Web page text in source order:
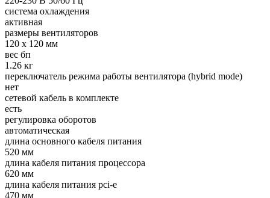
система охлаждения
активная
размеры вентиляторов
120 x 120 мм
вес бп
1.26 кг
переключатель режима работы вентилятора (hybrid mode)
нет
сетевой кабель в комплекте
есть
регулировка оборотов
автоматическая
длина основного кабеля питания
520 мм
длина кабеля питания процессора
620 мм
длина кабеля питания pci-e
470 мм